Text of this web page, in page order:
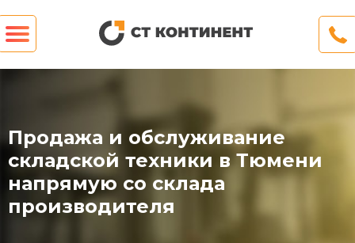
Продажа и обслуживание
складской техники в Тюмени
напрямую со склада
производителя